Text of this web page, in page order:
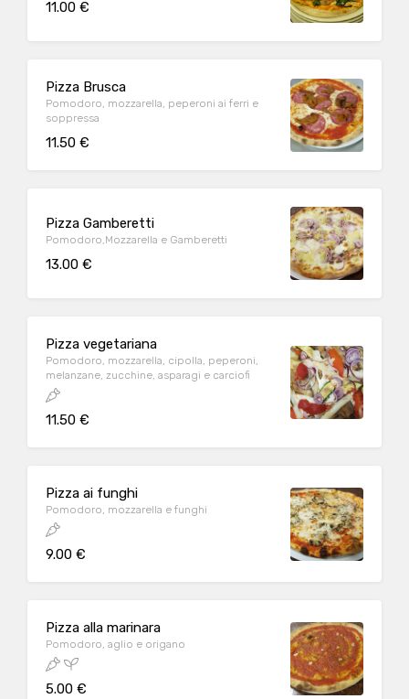
11.00 €
Pizza Brusca
Pomodoro, mozzarella, peperoni ai ferri e
soppressa
11.50 €
Pizza Gamberetti
Pomodoro,Mozzarella e Gamberetti
13.00 €
Pizza vegetariana
Pomodoro, mozzarella, cipolla, peperoni,
melanzane, zucchine, asparagi e carciofi
11.50 €
Pizza ai funghi
Pomodoro, mozzarella e funghi
9.00 €
Pizza alla marinara
Pomodoro, aglio e origano
5.00 €